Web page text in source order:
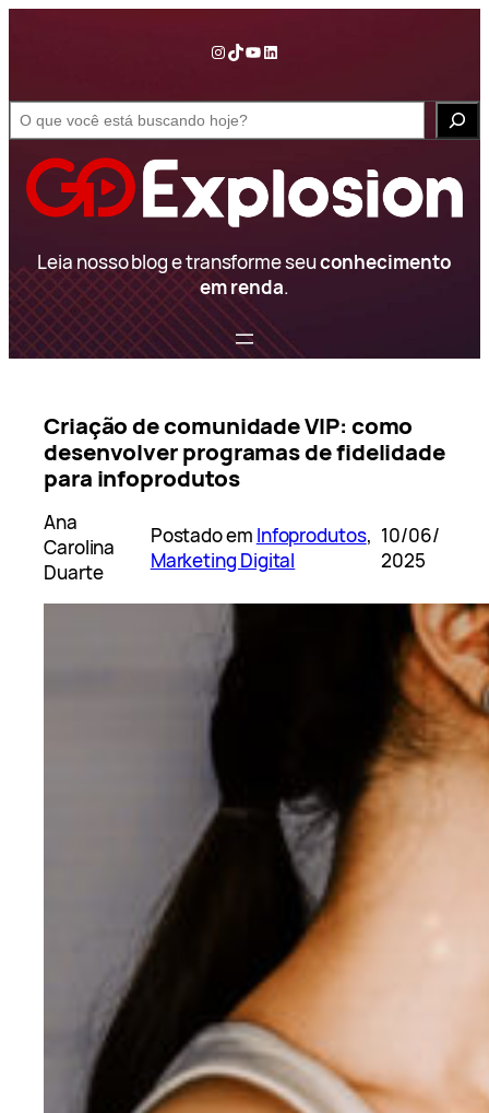
conteúdo
InstagramTikTok YouTube LinkedIn
e
Leia nosso blog e transforme seuconhecimento
em renda.
Criação de comunidade VIP: como
desenvolver programas de fidelidade
para infoprodutos
Ana
Carolina
Duarte
Postado em Infoprodutos
Marketing Digital
10/06/
2025